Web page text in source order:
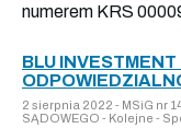
numerem KRS
BLU
2 sierpnia 2022 - MSiG nr
SĄDOWEGO - Kolejne -